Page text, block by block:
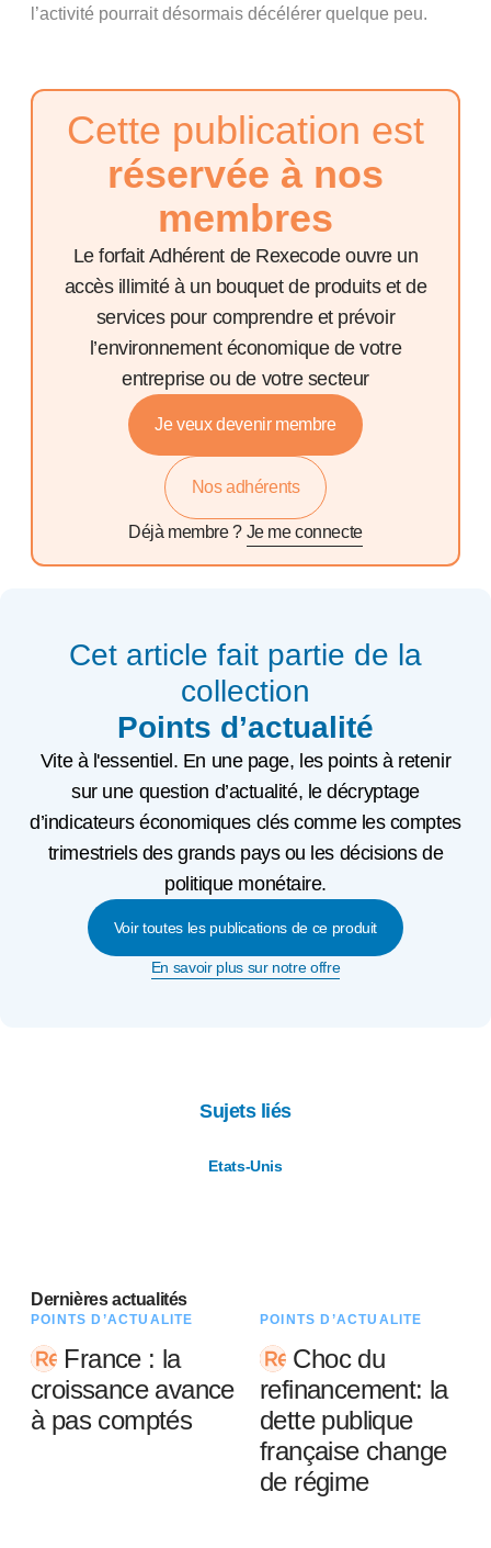
l’activité pourrait désormais décélérer quelque peu.
Cette publication est
réservée à nos
membres
Le forfait Adhérent de Rexecode ouvre un
accès illimité à un bouquet de produits et de
services pour comprendre et prévoir
l’environnement économique de votre
entreprise ou de votre secteur
Je veux devenir membre
Nos adhérents
Déjà membre ? Je me connecte
Cet article fait partie de la
collection
Points d’actualité
Vite à l'essentiel. En une page, les points à retenir
sur une question d’actualité, le décryptage
d’indicateurs économiques clés comme les comptes
trimestriels des grands pays ou les décisions de
politique monétaire.
Voir toutes les publications de ce produit
En savoir plus sur notre offre
Sujets liés
Etats-Unis
Dernières actualités
POINTS D’ACTUALITÉ
France : la
croissance avance
à pas comptés
POINTS D’ACTUALITÉ
Choc du
refinancement: la
dette publique
française change
de régime